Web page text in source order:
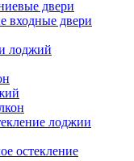
двери
входные двери
лоджий
лоджии
остекление